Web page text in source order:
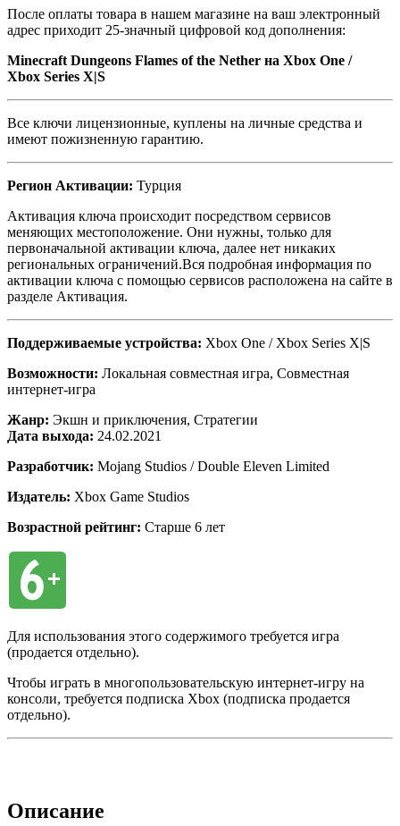
После оплаты товара в нашем магазине на ваш электронный
адрес приходит 25-значный цифровой код дополнения:
Minecraft Dungeons Flames of the Nether на Xbox One /
Xbox Series X|S
Все ключи лицензионные, куплены на личные средства и
имеют пожизненную гарантию.
Регион Активации: Турция
Активация ключа происходит посредством сервисов
меняющих местоположение. Они нужны, только для
первоначальной активации ключа, далее нет никаких
региональных ограничений.Вся подробная информация по
активации ключа с помощью сервисов расположена на сайте в
разделе Активация.
Поддерживаемые устройства: Xbox One / Xbox Series X|S
Возможности: Локальная совместная игра, Совместная
интернет-игра
Жанр: Экшн и приключения, Стратегии
Дата выхода: 24.02.2021
Разработчик: Mojang Studios / Double Eleven Limited
Издатель: Xbox Game Studios
Возрастной рейтинг: Старше 6 лет
Для использования этого содержимого требуется игра
(продается отдельно).
Чтобы играть в многопользовательскую интернет-игру на
консоли, требуется подписка Xbox (подписка продается
отдельно).
Описание